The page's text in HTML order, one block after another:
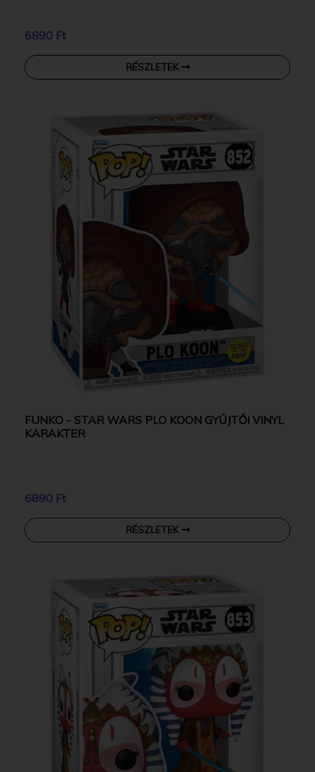
6890 Ft
RÉSZLETEK
FUNKO - STAR WARS PLO KOON GYŰJTŐI VINYL
KARAKTER
6890 Ft
RÉSZLETEK